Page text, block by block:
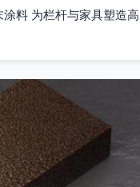
料 为栏杆与家具塑造高